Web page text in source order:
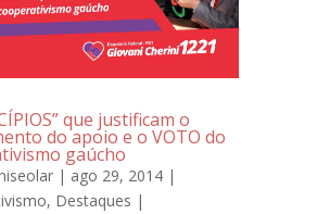
que justificam o
do apoio e o VOTO do
gaúcho
| ago 29, 2014 |
, Destaques |